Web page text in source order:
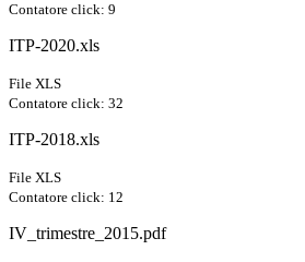
Contatore click: 9
ITP-2020.xls
File XLS
Contatore click: 32
ITP-2018.xls
File XLS
Contatore click: 12
IV_trimestre_2015.pdf